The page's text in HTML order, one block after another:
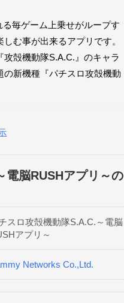
毎ゲーム上乗せがループす
む事が出来るアプリです。
殻機動隊S.A.C.』のキャラ
の新機種『パチスロ攻殻機動
み配信しています。
等を改造、改変等した場
無効化アプリ、ホーム画面
合がございます。
電脳RUSHアプリ～の
スロ攻殻機動隊S.A.C.～電脳
アプリ～
Networks Co.,Ltd.